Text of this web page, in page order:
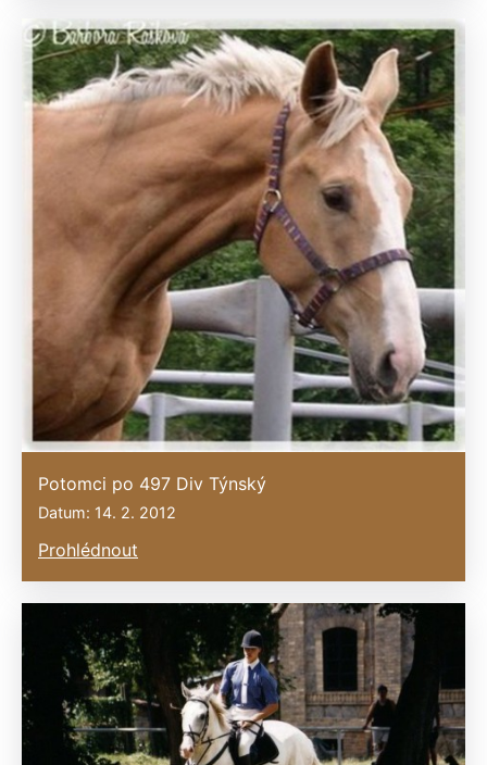
Potomci po 497 Div Týnský
Datum: 14. 2. 2012
Prohlédnout